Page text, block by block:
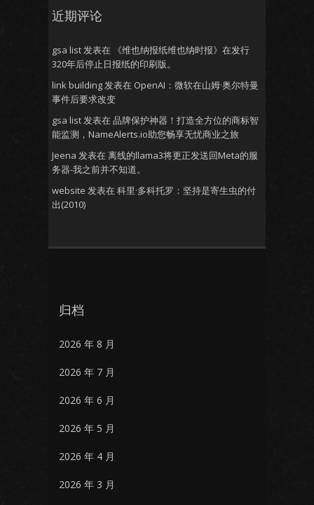
近期评论
gsa list发表在
《维也纳报纸维也纳时报》在发行
320年后停止日报纸的印刷版。
link building发表在 OpenAI：微软在山姆·奥尔特曼
事件后要求改变
gsa list发表在 品牌保护神器！打造全方位的商标智
能监测，NameAlerts.io助您畅享无忧商业之旅
Jeena 发表在 离线的llama3将更正发送回Meta的服
务器-我之前并不知道。
website 发表在 科里·多科托罗：坚持是寄生虫的付
出(2010)
归档
2026 年 8 月
2026 年 7 月
2026 年 6 月
2026 年 5 月
2026 年 4 月
2026 年 3 月